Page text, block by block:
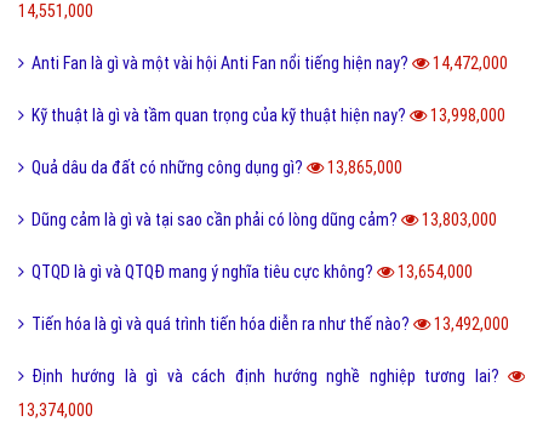
14,551,000
Anti Fan là gì và một vài hội Anti Fan nổi tiếng hiện nay? 14,472,000
Kỹ thuật là gì và tầm quan trọng của kỹ thuật hiện nay? 13,998,000
Quả dâu da đất có những công dụng gì? 13,865,000
Dũng cảm là gì và tại sao cần phải có lòng dũng cảm? 13,803,000
QTQD là gì và QTQĐ mang ý nghĩa tiêu cực không? 13,654,000
Tiến hóa là gì và quá trình tiến hóa diễn ra như thế nào? 13,492,000
Định hướng là gì và cách định hướng nghề nghiệp tương lai?
13,374,000